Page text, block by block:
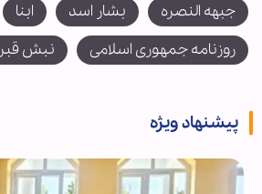
جبهه النصره بشار اسد ابنا
روزنامه جمهوری اسلامی
نبش قبر
پیشنهاد ویژه